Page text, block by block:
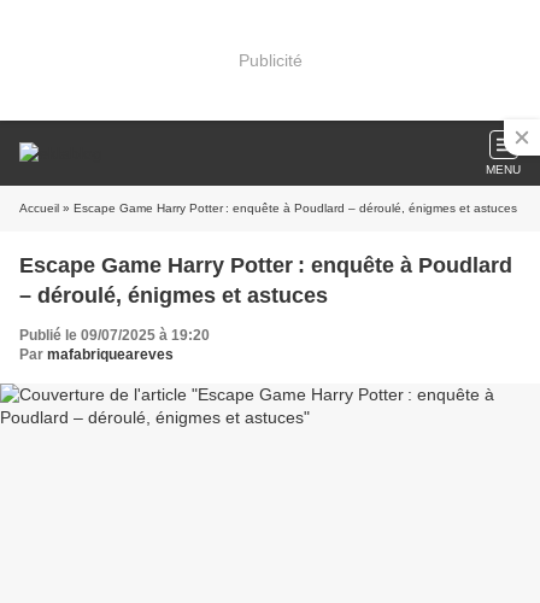
Publicité
MENU
Accueil » Escape Game Harry Potter : enquête à Poudlard – déroulé, énigmes et astuces
Escape Game Harry Potter : enquête à Poudlard
– déroulé, énigmes et astuces
Publié le 09/07/2025 à 19:20
Par mafabriqueareves